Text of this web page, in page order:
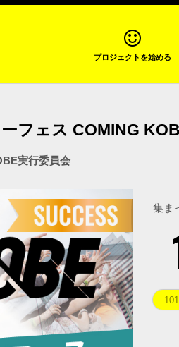
プロジェクトを始める
フェス COMING
実行委員会
集ま